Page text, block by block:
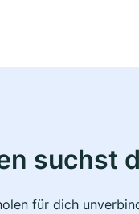
suchst
für dich